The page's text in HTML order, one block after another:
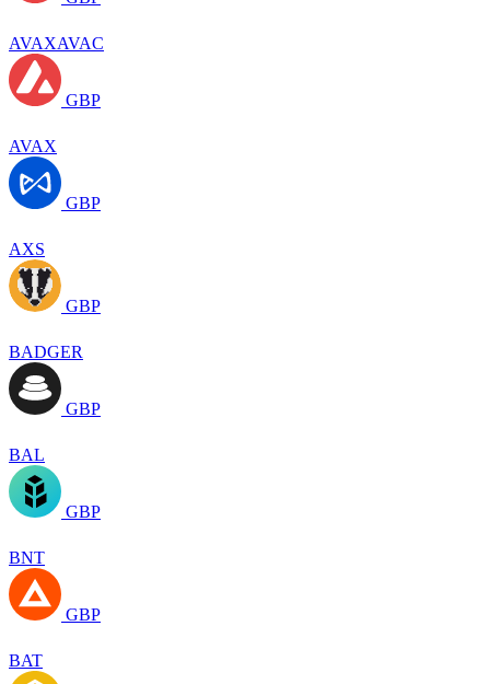
AVAXAVAC
GBP
AVAX
GBP
AXS
GBP
BADGER
GBP
BAL
GBP
BNT
GBP
BAT